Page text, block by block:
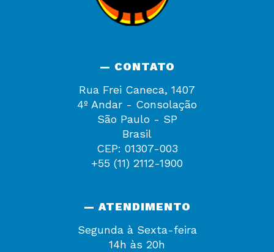
— CONTATO
Rua Frei Caneca, 1407
4º Andar - Consolação
São Paulo - SP
Brasil
CEP: 01307-003
+55 (11) 2112-1900
— ATENDIMENTO
Segunda à Sexta-feira
14h às 20h